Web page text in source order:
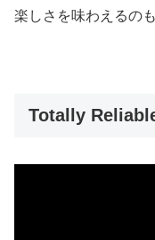
楽しさを味わえるの
Totally